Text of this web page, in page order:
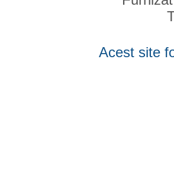
Acest site